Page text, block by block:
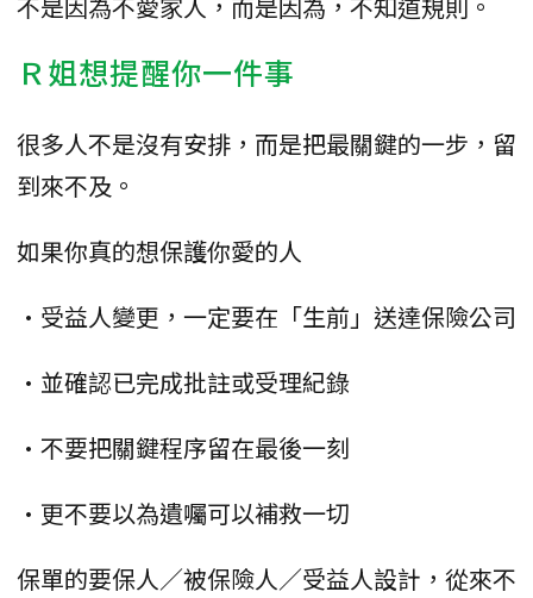
Ｒ姐想提醒你一件事
很多人不是沒有安排，而是把最關鍵的一步，留
到來不及。
如果你真的想保護你愛的人
•受益人變更，一定要在「生前」送達保險公司
•並確認已完成批註或受理紀錄
•不要把關鍵程序留在最後一刻
•更不要以為遺囑可以補救一切
保單的要保人／被保險人／受益人設計，從來不